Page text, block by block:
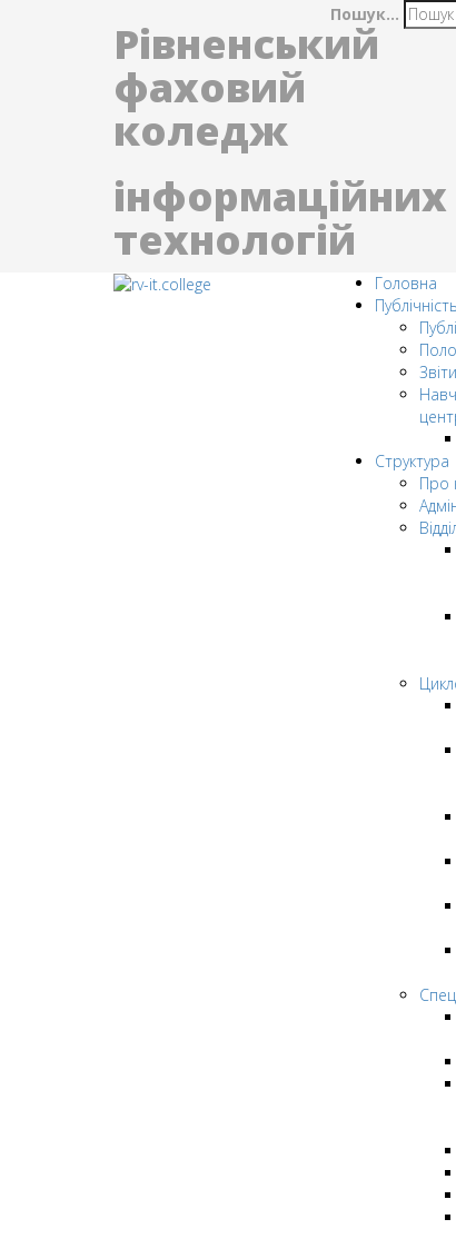
Рівненський
фаховий
коледж
інформаційних
технологій
Пошук...
Головна
Звіти
Структура
Про